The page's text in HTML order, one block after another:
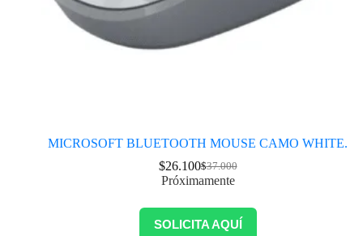
MICROSOFT BLUETOOTH MOUSE CAMO WHITE.
$37.000
$26.100
Próximamente
SOLICITA AQUÍ